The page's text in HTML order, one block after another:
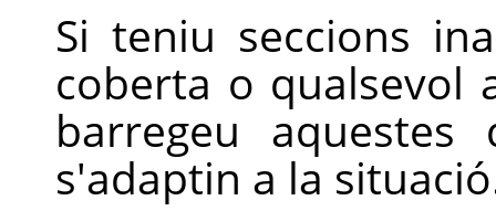
Si teniu seccions
coberta o qualsevol
barregeu aquestes
s'adaptin a la